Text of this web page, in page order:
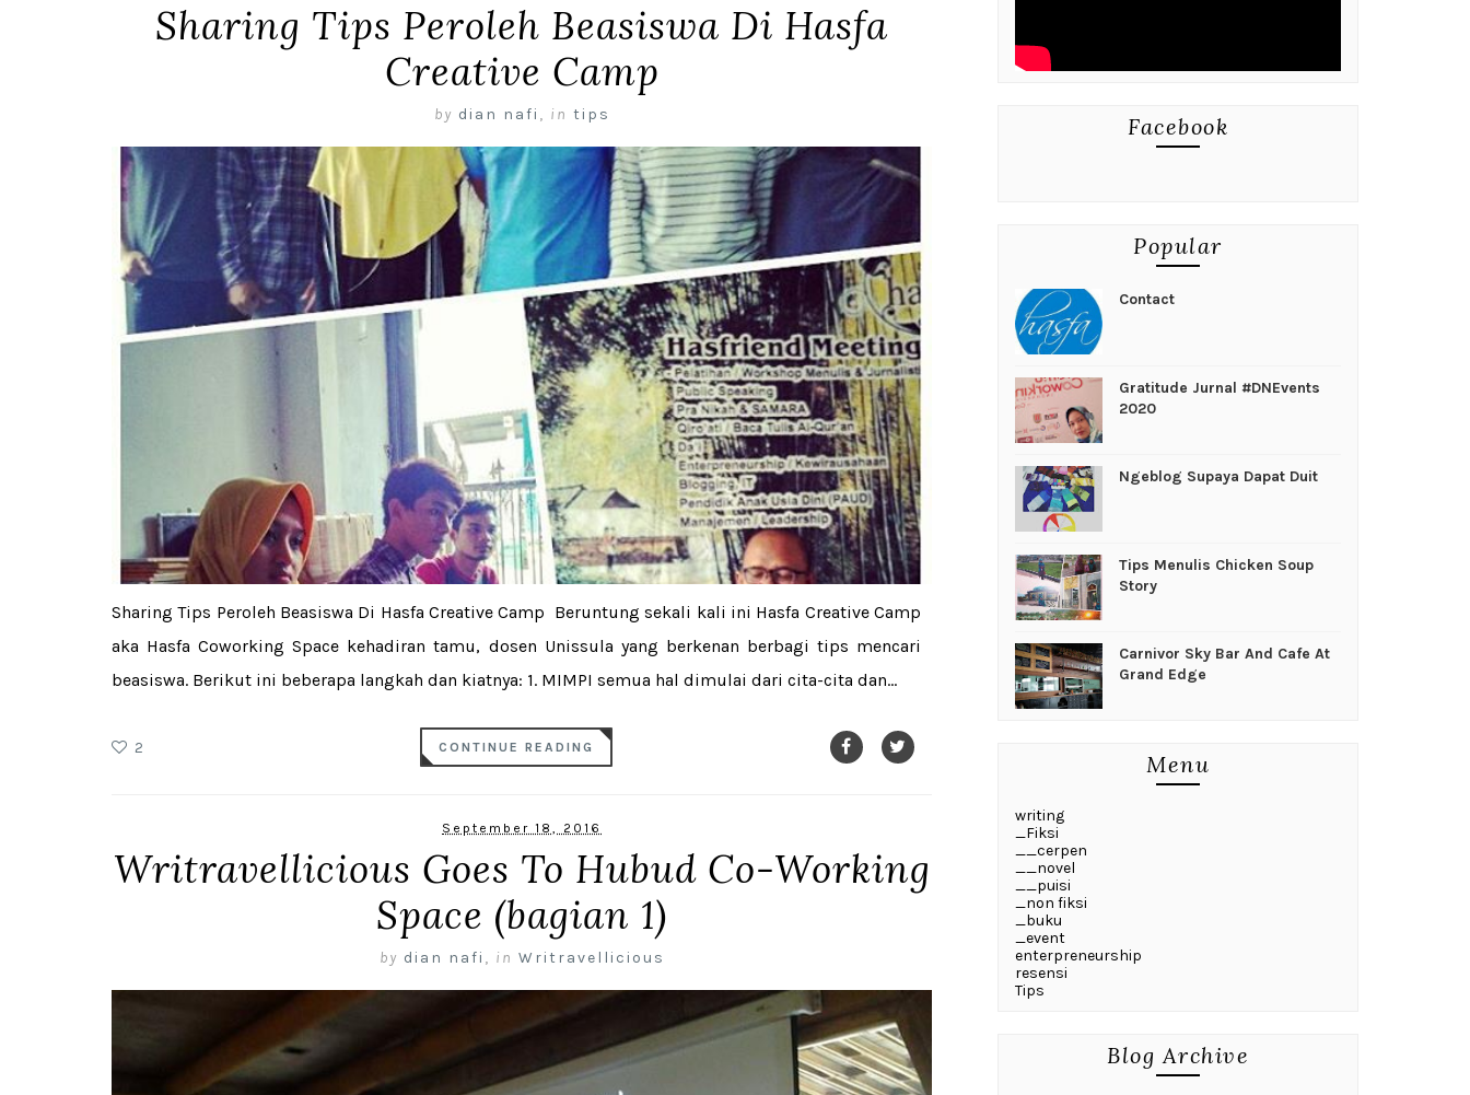
Sharing Tips Peroleh Beasiswa Di Hasfa
Creative Camp
by dian nafi , in tips
Sharing Tips Peroleh Beasiswa Di Hasfa Creative Camp Beruntung sekali kali ini Hasfa Creative Camp
aka Hasfa Coworking Space kehadiran tamu, dosen Unissula yang berkenan berbagi tips mencari
beasiswa. Berikut ini beberapa langkah dan kiatnya: 1. MIMPI semua hal dimulai dari cita-cita dan...
2 CONTINUE READING
September 18, 2016
Writravellicious Goes To Hubud Co-Working
Space (bagian 1)
by dian nafi , in Writravellicious
Facebook
Popular
Contact
Gratitude Jurnal #DNEvents
2020
Ngeblog Supaya Dapat Duit
Tips Menulis Chicken Soup
Story
Carnivor Sky Bar And Cafe At
Grand Edge
Menu
writing
_Fiksi
__cerpen
__novel
__puisi
_non fiksi
_buku
_event
enterpreneurship
resensi
Tips
Blog Archive